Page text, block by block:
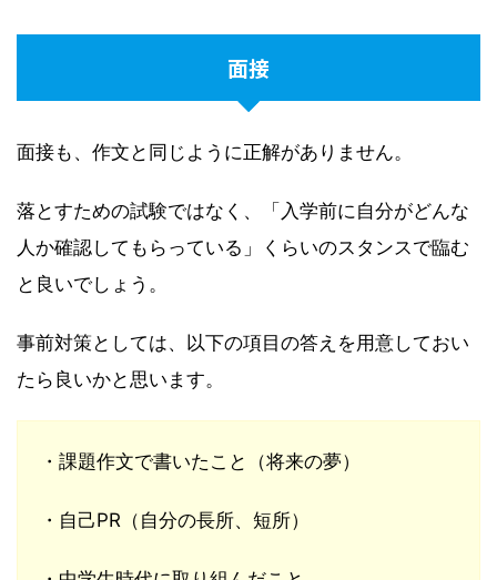
面接
面接も、作文と同じように正解がありません。
落とすための試験ではなく、「入学前に自分がどんな
人か確認してもらっている」くらいのスタンスで臨む
と良いでしょう。
事前対策としては、以下の項目の答えを用意しておい
たら良いかと思います。
・課題作文で書いたこと（将来の夢）
・自己PR（自分の長所、短所）